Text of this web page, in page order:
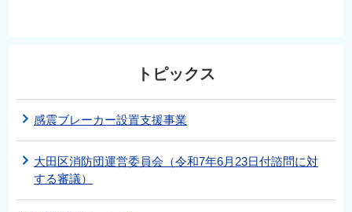
トピックス
感震ブレーカー設置支援事業
大田区消防団運営委員会（令和7年6月23日付諮問に対
する審議）